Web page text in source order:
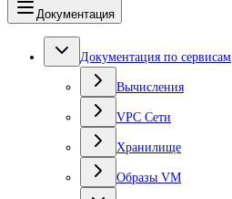
Документация
Документация по сервисам
Вычисления
VPC Сети
Хранилище
Образы VM